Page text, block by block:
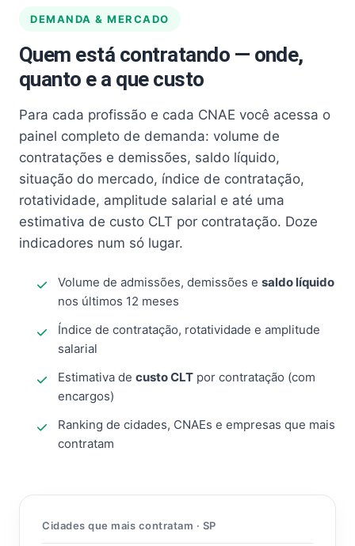
DEMANDA & MERCADO
Quem está contratando — onde,
quanto e a que custo
Para cada profissão e cada CNAE você acessa o
painel completo de demanda: volume de
contratações e demissões, saldo líquido,
situação do mercado, índice de contratação,
rotatividade, amplitude salarial e até uma
estimativa de custo CLT por contratação. Doze
indicadores num só lugar.
Volume de admissões, demissões e saldo líquido
nos últimos 12 meses
Índice de contratação, rotatividade e amplitude
salarial
Estimativa de custo CLT por contratação (com
encargos)
Ranking de cidades, CNAEs e empresas que mais
contratam
Cidades que mais contratam · SP